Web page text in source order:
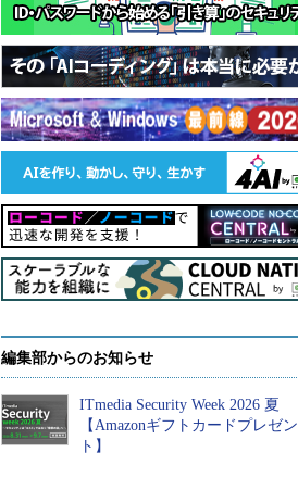
編集部からのお知らせ
ITmedia Security Week 2026 夏
【Amazonギフトカードプレゼン
ト】